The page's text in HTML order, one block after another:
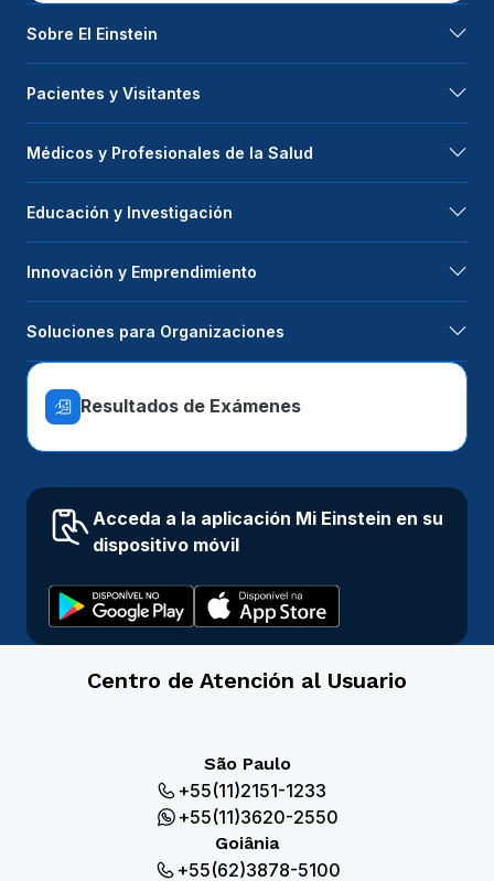
Sobre El Einstein
Pacientes y Visitantes
Médicos y Profesionales de la Salud
Educación y Investigación
Innovación y Emprendimiento
Soluciones para Organizaciones
Resultados de Exámenes
Acceda a la aplicación Mi Einstein en su
dispositivo móvil
Centro de Atención al Usuario
São Paulo
+55(11)2151-1233
+55(11)3620-2550
Goiânia
+55(62)3878-5100